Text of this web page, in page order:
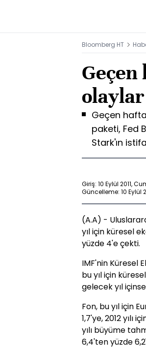
Bloomberg HT
Geçen
paketi, Fed
Stark'ın
Giriş: 10 Eylül 2011,
Güncelleme: 10 Eylül
(A.A) -
yıl için küresel
yüzde 4'e çekti.
IMF'nin Küresel
bu yıl için
gelecek yıl
Fon, bu yıl için
1,7'ye, 2012 yılı
yılı büyüme
6,4'ten yüzde